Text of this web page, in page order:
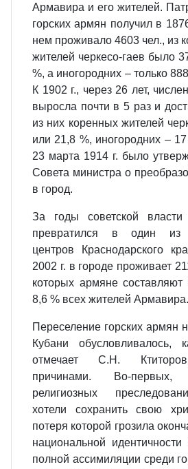
Армавира и его жителей.
горских армян получил в
нем проживало 4603 чел., из
жителей черкесо-гаев было
%, а иногородних – только
К 1902 г., через 26 лет,
выросла почти в 5 раз и
из них коренных жителей
или 21,8 %, иногородних –
23 марта 1914 г. было
Совета министра о
в город.
За годы советской
превратился в один из
центров Краснодарского
2002 г. в городе проживает
которых армяне
8,6 % всех жителей Армавира.
Переселение горских армян
Кубани обусловливалось,
отмечает С.Н.
причинами. Во-
религиозных
хотели сохранить свою
потеря которой грозила
национальной
полной ассимиляции среди